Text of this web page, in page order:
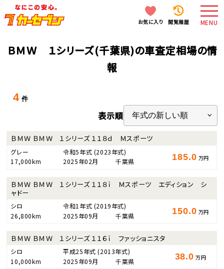
お気に入り 閲覧履歴 MENU
ＢＭＷ １シリーズ(千葉県)の車査定相場の情
報
4 件
表示順
ＢＭＷ ＢＭＷ １シリーズ １１８ｄ Ｍスポーツ
グレー 令和5年式 (2023年式)
17,000km
2025年02月 千葉県 185.0 万円
ＢＭＷ ＢＭＷ １シリーズ １１８ｉ Ｍスポーツ エディション シ
ャドー
シロ 令和1年式 (2019年式)
26,800km
2025年09月 千葉県 150.0 万円
ＢＭＷ ＢＭＷ １シリーズ １１６ｉ ファッショニスタ
シロ 平成25年式(2013年式)
10,000km
2025年09月 千葉県 38.0 万円